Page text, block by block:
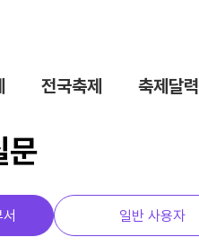
전국축제 축제달력
문
일반 사용자